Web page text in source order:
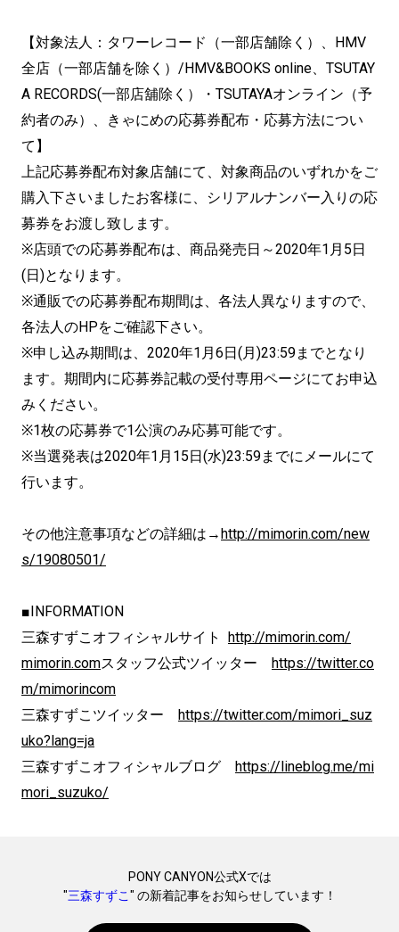
【対象法人：タワーレコード（一部店舗除く）、HMV
全店（一部店舗を除く）/HMV&BOOKS online、TSUTAY
A RECORDS(一部店舖除く）・TSUTAYAオンライン（予
約者のみ）、きゃにめの応募券配布・応募方法につい
て】
上記応募券配布対象店舗にて、対象商品のいずれかをご
購入下さいましたお客様に、シリアルナンバー入りの応
募券をお渡し致します。
※店頭での応募券配布は、商品発売日～2020年1月5日
(日)となります。
※通販での応募券配布期間は、各法人異なりますので、
各法人のHPをご確認下さい。
※申し込み期間は、2020年1月6日(月)23:59までとなり
ます。期間内に応募券記載の受付専用ページにてお申込
みください。
※1枚の応募券で1公演のみ応募可能です。
※当選発表は2020年1月15日(水)23:59までにメールにて
行います。
その他注意事項などの詳細は→http://mimorin.com/new
s/19080501/
■INFORMATION
三森すずこオフィシャルサイト http://mimorin.com/
mimorin.comスタッフ公式ツイッター https://twitter.co
m/mimorincom
三森すずこツイッター https://twitter.com/mimori_suz
uko?lang=ja
三森すずこオフィシャルブログ https://lineblog.me/mi
mori_suzuko/
PONY CANYON公式Xでは
"三森すずこ " の新着記事をお知らせしています！